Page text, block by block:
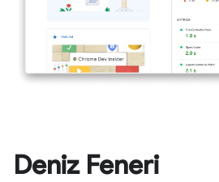
Deniz Feneri